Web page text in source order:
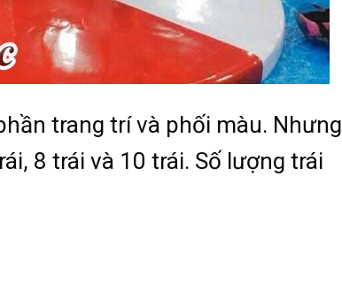
trang trí và phối màu. Nhưng
8 trái và 10 trái. Số lượng trái